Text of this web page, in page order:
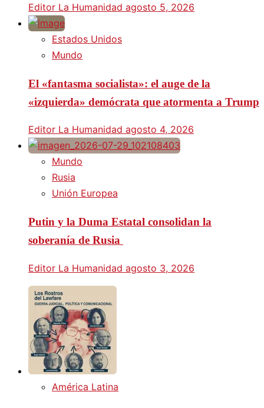
Editor La Humanidad agosto 5, 2026
Estados Unidos
Mundo
El «fantasma socialista»: el auge de la
«izquierda» demócrata que atormenta a Trump
Editor La Humanidad agosto 4, 2026
Mundo
Rusia
Unión Europea
Putin y la Duma Estatal consolidan la
soberanía de Rusia
Editor La Humanidad agosto 3, 2026
América Latina